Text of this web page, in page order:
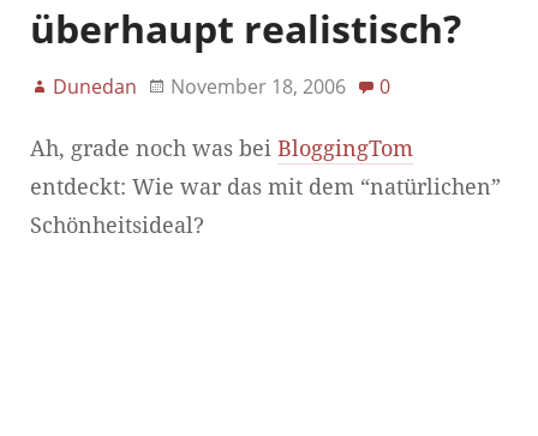
überhaupt realistisch?
Dunedan November 18, 2006 0
Ah, grade noch was bei BloggingTom
entdeckt: Wie war das mit dem “natürlichen”
Schönheitsideal?